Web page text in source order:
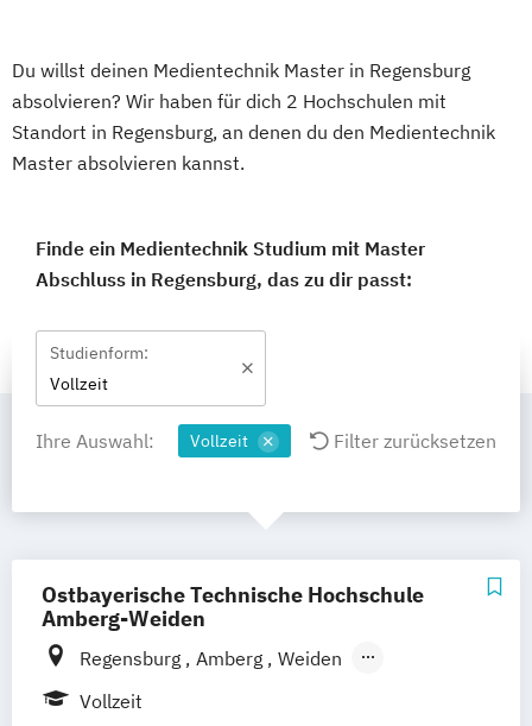
Du willst deinen Medientechnik Master in Regensburg
absolvieren? Wir haben für dich 2 Hochschulen mit
Standort in Regensburg, an denen du den Medientechnik
Master absolvieren kannst.
Finde ein Medientechnik Studium mit Master
Abschluss in Regensburg, das zu dir passt:
Studienform:
Vollzeit
Ihre Auswahl: Vollzeit Filter zurücksetzen
Ostbayerische Technische Hochschule
Amberg-Weiden
Regensburg Amberg
Weiden
Aschaffenburg
Vollzeit